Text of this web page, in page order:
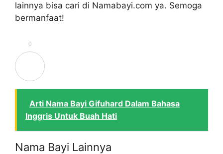
lainnya bisa cari di Namabayi.com ya. Semoga
bermanfaat!
0
Arti Nama Bayi Gifuhard Dalam Bahasa
Inggris Untuk Buah Hati
Nama Bayi Lainnya